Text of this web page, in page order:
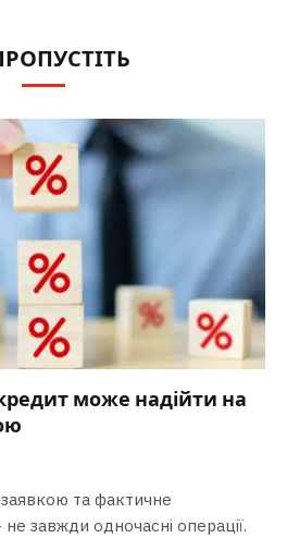
може надійти на
та фактичне
завжди одночасні операції.